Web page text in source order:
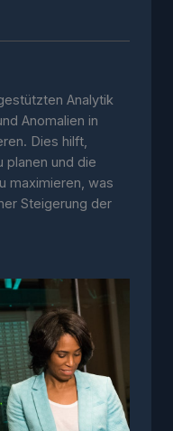
Analytik
Anomalien in
Dies hilft,
planen und die
maximieren, was
Steigerung der